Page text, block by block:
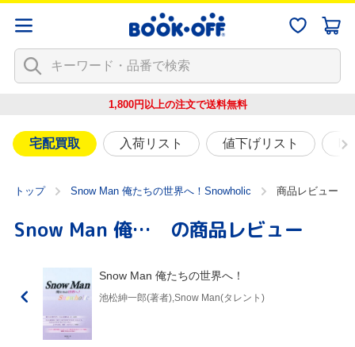
1,800円以上の注文で送料無料
宅配買取 入荷リスト 値下げリスト
トップ Snow Man 俺たちの世界へ！Snowholic 商品レビュー
Snow Man 俺たちの世界へ！ の商品レビュー
Snow Man 俺たちの世界へ！
池松紳一郎(著者),Snow Man(タレント)